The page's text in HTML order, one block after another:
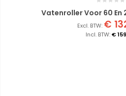
Vatenroller Voor 60 En
€
€